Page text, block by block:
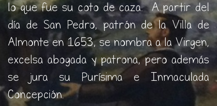
lo que fue su coto de caza. A partir del
día de San Pedro, patrón de la Villa de
Almonte en 1653, se nombra a la Virgen,
excelsa abogada y patrona, pero además
se jura su Purísima e Inmaculada
Concepción.